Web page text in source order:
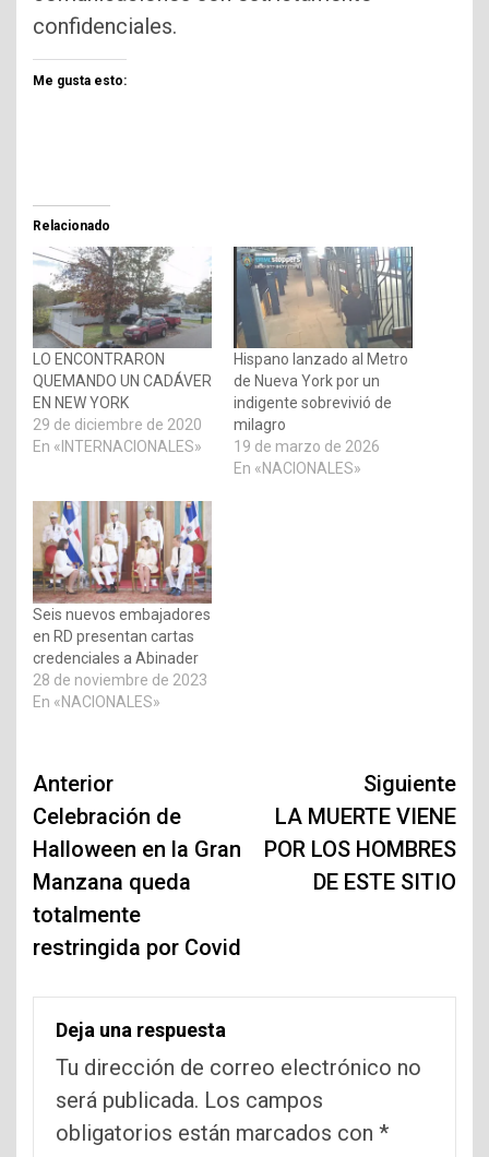
confidenciales.
Me gusta esto:
Relacionado
LO ENCONTRARON
QUEMANDO UN CADÁVER
EN NEW YORK
29 de diciembre de 2020
En «INTERNACIONALES»
Hispano lanzado al Metro
de Nueva York por un
indigente sobrevivió de
milagro
19 de marzo de 2026
En «NACIONALES»
Seis nuevos embajadores
en RD presentan cartas
credenciales a Abinader
28 de noviembre de 2023
En «NACIONALES»
Navegación
de
entradas
Anterior
Celebración de
Halloween en la Gran
Manzana queda
totalmente
restringida por Covid
Siguiente
LA MUERTE VIENE
POR LOS HOMBRES
DE ESTE SITIO
Deja una respuesta
Tu dirección de correo electrónico no
será publicada. Los campos
obligatorios están marcados con *